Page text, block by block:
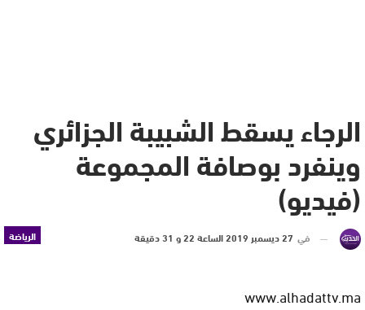
الرجاء يسقط الشبيبة الجزائري
وينفرد بوصافة المجموعة
(فيديو)
الرياضة في 27 ديسمبر 2019 الساعة 22 و 31 دقيقة
www.alhadattv.ma